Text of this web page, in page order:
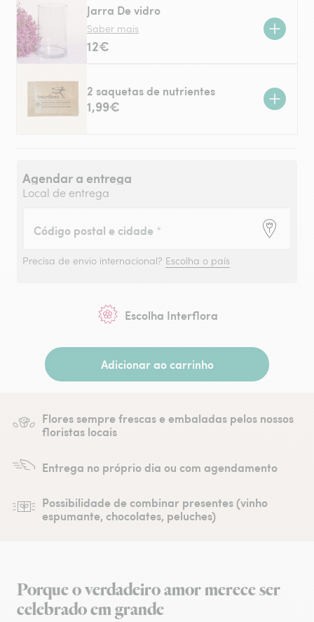
Jarra De vidro
Saber mais
12€
2 saquetas de nutrientes
1,99€
Agendar a entrega
Local de entrega
Código postal e cidade *
Precisa de envio internacional? Escolha o país
Escolha Interflora
Adicionar ao carrinho
Flores sempre frescas e embaladas pelos nossos
floristas locais
Entrega no próprio dia ou com agendamento
Possibilidade de combinar presentes (vinho
espumante, chocolates, peluches)
Porque o verdadeiro amor merece ser
celebrado em grande